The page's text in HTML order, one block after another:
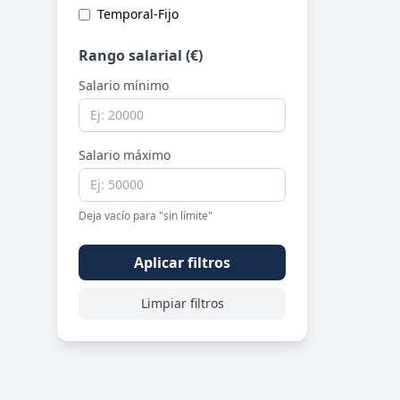
Temporal-Fijo
Rango salarial (€)
Salario mínimo
Salario máximo
Deja vacío para "sin límite"
Aplicar filtros
Limpiar filtros